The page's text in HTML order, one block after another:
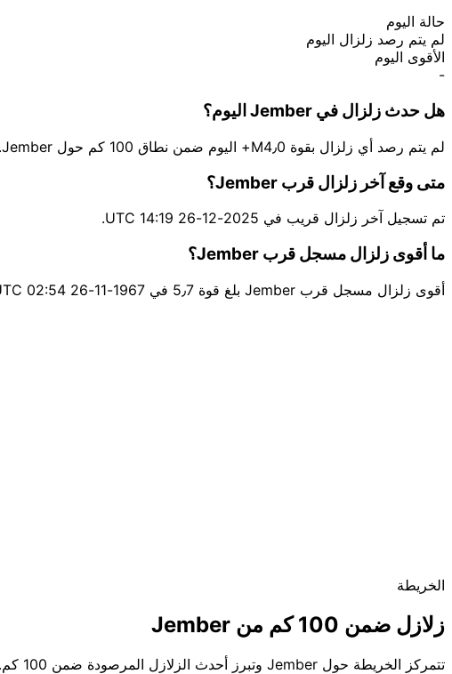
حالة اليوم
لم يتم رصد زلزال اليوم
الأقوى اليوم
-
هل حدث زلزال في Jember اليوم؟
لم يتم رصد أي زلزال بقوة M4٫0+ اليوم ضمن نطاق 100 كم حول Jember.
متى وقع آخر زلزال قرب Jember؟
تم تسجيل آخر زلزال قريب في 2025-12-26 14:19 UTC.
ما أقوى زلزال مسجل قرب Jember؟
أقوى زلزال مسجل قرب Jember بلغ قوة 5٫7 في 1967-11-26 02:54 UTC قرب Malang.
الخريطة
زلازل ضمن 100 كم من Jember
تتمركز الخريطة حول Jember وتبرز أحدث الزلازل المرصودة ضمن 100 كم.